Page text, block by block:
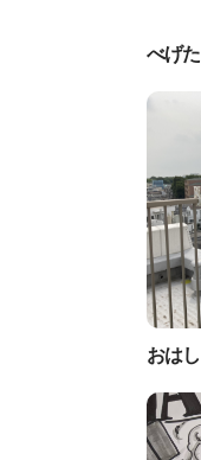
べげた
おはし